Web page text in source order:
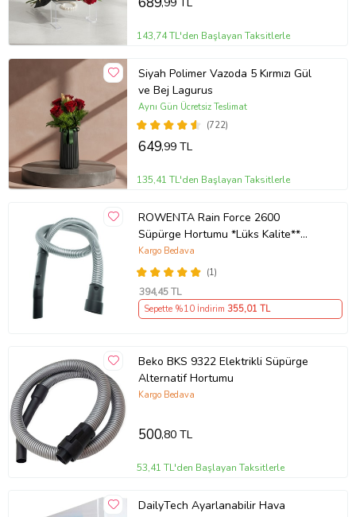
143,74 TL'den Başlayan Taksitlerle
Siyah Polimer Vazoda 5 Kırmızı Gül
ve Bej Lagurus
(722)
Aynı Gün Ücretsiz Teslimat
649,99 TL
135,41 TL'den Başlayan Taksitlerle
ROWENTA Rain Force 2600
Süpürge Hortumu *Lüks Kalite**
Uyumlu
(1)
Kargo Bedava
394,45 TL
Sepette %10 İndirim 355,01 TL
Beko BKS 9322 Elektrikli Süpürge
Alternatif Hortumu
Kargo Bedava
500,80 TL
53,41 TL'den Başlayan Taksitlerle
DailyTech Ayarlanabilir Hava